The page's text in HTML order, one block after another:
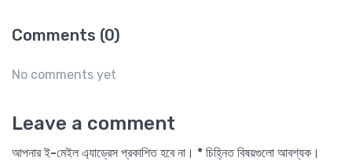
Comments (0)
No comments yet
Leave a comment
আপনার ই-মেইল এ্যাড্রেস প্রকাশিত হবে না। * চিহ্নিত বিষয়গুলো আবশ্যক।